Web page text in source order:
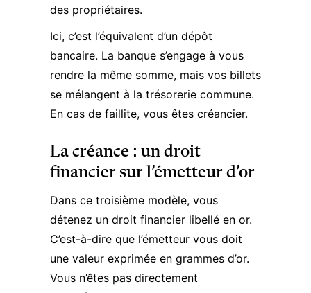
des propriétaires.
Ici, c’est l’équivalent d’un dépôt
bancaire. La banque s’engage à vous
rendre la même somme, mais vos billets
se mélangent à la trésorerie commune.
En cas de faillite, vous êtes créancier.
La créance : un droit
financier sur l’émetteur d’or
Dans ce troisième modèle, vous
détenez un droit financier libellé en or.
C’est-à-dire que l’émetteur vous doit
une valeur exprimée en grammes d’or.
Vous n’êtes pas directement